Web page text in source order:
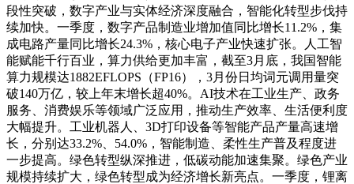
段性突破，数字产业与实体经济深度融合，智能化转型步伐持
续加快。一季度，数字产品制造业增加值同比增长11.2%，集
成电路产量同比增长24.3%，核心电子产业快速扩张。人工智
能赋能千行百业，算力供给更加丰富，截至3月底，我国智能
算力规模达1882EFLOPS（FP16），3月份日均词元调用量突
破140万亿，较上年末增长超40%。AI技术在工业生产、政务
服务、消费娱乐等领域广泛应用，推动生产效率、生活便利度
大幅提升。工业机器人、3D打印设备等智能产品产量高速增
长，分别达33.2%、54.0%，智能制造、柔性生产普及程度进
一步提高。绿色转型纵深推进，低碳动能加速集聚。绿色产业
规模持续扩大，绿色转型成为经济增长新亮点。一季度，锂离